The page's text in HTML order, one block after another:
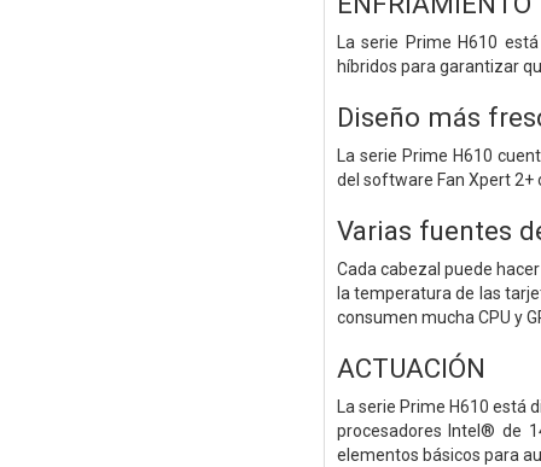
La serie Prime H610
híbridos para garantizar
Diseño más
La serie Prime H610
del software Fan Xpert 2+
Varias fuentes
Cada cabezal puede
la temperatura de las
consumen mucha CPU y
ACTUACIÓN
La serie Prime H610 está
procesadores Intel® de
elementos básicos para